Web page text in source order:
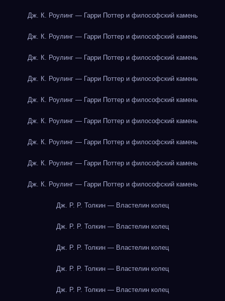
Дж. К. Роулинг — Гарри Поттер и философский камень
Дж. К. Роулинг — Гарри Поттер и философский камень
Дж. К. Роулинг — Гарри Поттер и философский камень
Дж. К. Роулинг — Гарри Поттер и философский камень
Дж. К. Роулинг — Гарри Поттер и философский камень
Дж. К. Роулинг — Гарри Поттер и философский камень
Дж. К. Роулинг — Гарри Поттер и философский камень
Дж. К. Роулинг — Гарри Поттер и философский камень
Дж. К. Роулинг — Гарри Поттер и философский камень
Дж. Р. Р. Толкин — Властелин колец
Дж. Р. Р. Толкин — Властелин колец
Дж. Р. Р. Толкин — Властелин колец
Дж. Р. Р. Толкин — Властелин колец
Дж. Р. Р. Толкин — Властелин колец